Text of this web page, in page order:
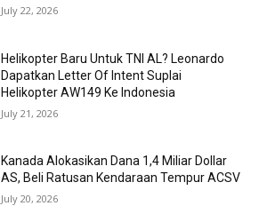
July 22, 2026
Helikopter Baru Untuk TNI AL? Leonardo
Dapatkan Letter Of Intent Suplai
Helikopter AW149 Ke Indonesia
July 21, 2026
Kanada Alokasikan Dana 1,4 Miliar Dollar
AS, Beli Ratusan Kendaraan Tempur ACSV
July 20, 2026